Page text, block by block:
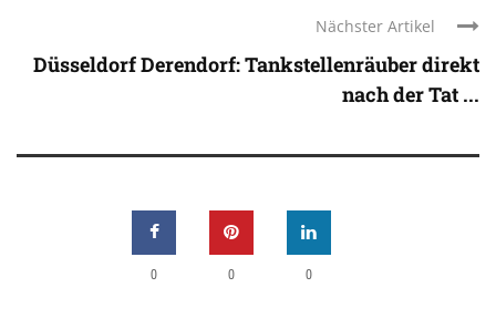
Nächster Artikel
Düsseldorf Derendorf: Tankstellenräuber direkt
nach der Tat ...
0 0 0